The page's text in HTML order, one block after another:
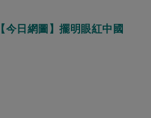
【今日網圖】擺明眼紅中國